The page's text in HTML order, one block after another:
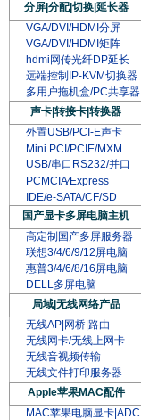
分屏|分配|切换|延长器
VGA/DVI/HDMI分屏
VGA/DVI/HDMI矩阵
hdmi网传光纤DP延长
远端控制IP-KVM切换器
多用户拖机盒/PC共享器
声卡|转接卡|转换器
外置USB/PCI-E声卡
Mini PCI/PCIE/MXM
USB/串口RS232/并口
PCMCIA∕Express
IDE/e-SATA/CF/SD
国产显卡多屏电脑主机
高定制国产多屏服务器
联想3/4/6/9/12屏电脑
惠普3/4/6/8/16屏电脑
DELL多屏电脑
局域|无线网络产品
无线AP|网桥|路由
无线网卡/无线上网卡
无线音视频传输
无线文件打印服务器
Apple苹果MAC配件
MAC苹果电脑显卡|ADC